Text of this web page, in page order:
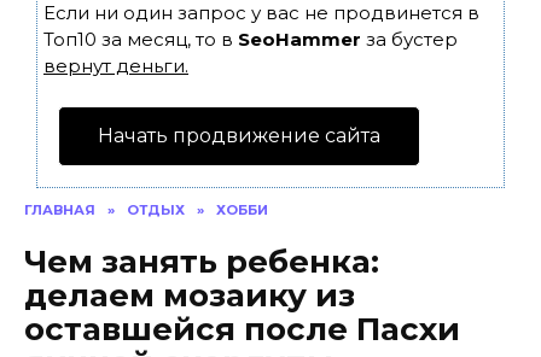
Если ни один запрос у вас не продвинется в
Топ10 за месяц, то в SeoHammer за бустер
вернут деньги.
Начать продвижение сайта
ГЛАВНАЯ » ОТДЫХ » ХОББИ
Чем занять ребенка:
делаем мозаику из
оставшейся после Пасхи